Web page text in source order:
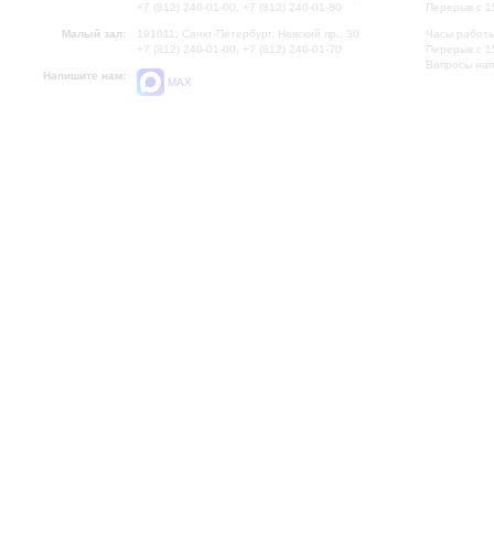
+7 (812) 240-01-00, +7 (812) 240-01-80
Малый зал:
191011, Санкт-Петербург, Невский пр., 30
+7 (812) 240-01-00, +7 (812) 240-01-70
Напишите нам:
MAX
Перерыв с
Часы
Перерыв с
Вопросы